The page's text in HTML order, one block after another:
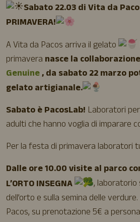
Sabato 22.03 di Vita da
PRIMAVERA!
A Vita da Pacos arriva il gelato
primavera nasce la
Genuine, da sabato 22 marzo
gelato artigianale.
Sabato è PacosLab! Laboratori
adulti che hanno voglia di imparare
Per la festa di primavera laboratori
Dalle ore 10.00 visite al parco
L’ORTO INSEGNA
,
dell’orto e sulla semina delle
Pacos, su prenotazione 5€ a